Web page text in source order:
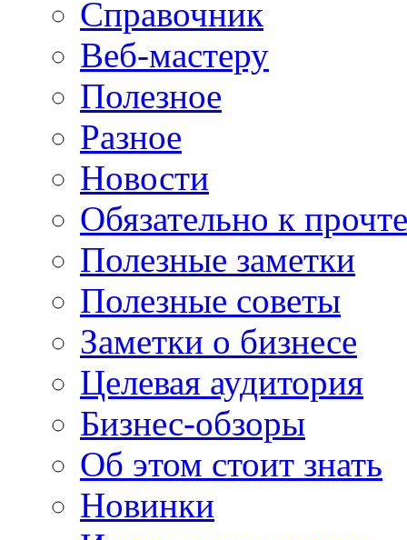
Справочник
Веб-мастеру
Полезное
Разное
Новости
Обязательно к
Полезные заметки
Полезные советы
Заметки о бизнесе
Целевая аудитория
Бизнес-обзоры
Об этом стоит знать
Новинки